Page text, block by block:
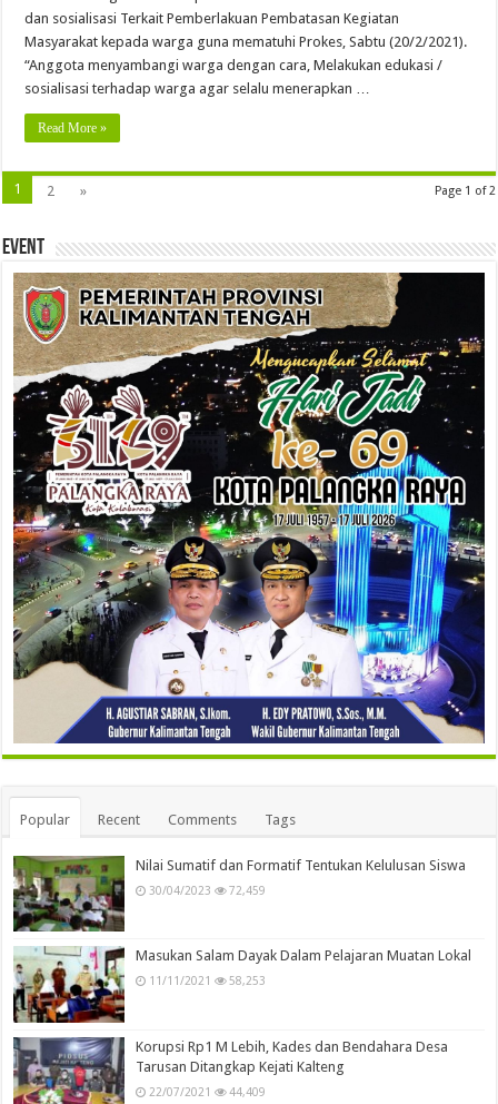
dan sosialisasi Terkait Pemberlakuan Pembatasan Kegiatan
Masyarakat kepada warga guna mematuhi Prokes, Sabtu (20/2/2021).
“Anggota menyambangi warga dengan cara, Melakukan edukasi /
sosialisasi terhadap warga agar selalu menerapkan …
Read More »
Page 1 of 2
1 2 »
Event
Popular Recent Comments Tags
Nilai Sumatif dan Formatif Tentukan Kelulusan Siswa
30/04/2023 72,459
Masukan Salam Dayak Dalam Pelajaran Muatan Lokal
11/11/2021 58,253
Korupsi Rp1 M Lebih, Kades dan Bendahara Desa
Tarusan Ditangkap Kejati Kalteng
22/07/2021 44,409